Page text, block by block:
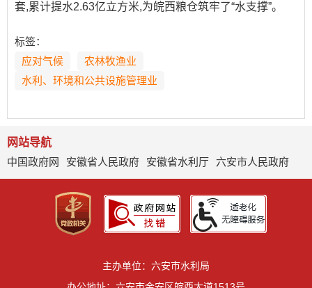
套,累计提水2.63亿立方米,为皖西粮仓筑牢了“水支撑”。
标签：
应对气候
农林牧渔业
水利、环境和公共设施管理业
网站导航
中国政府网
安徽省人民政府 安徽省水利厅 六安市人民政府
主办单位：六安市水利局